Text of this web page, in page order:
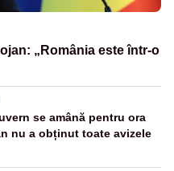
„România este într-o
se amână pentru ora
nu a obținut toate avizele